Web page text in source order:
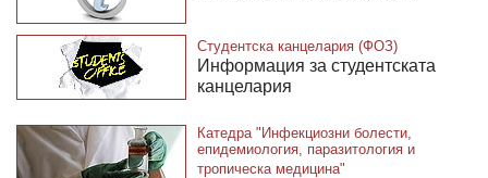
Студентска канцелария (ФОЗ)
Информация за студентската
канцелария
Катедра "Инфекциозни болести,
епидемиология, паразитология и
тропическа медицина"